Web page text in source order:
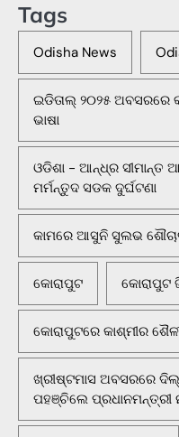
Tags
Odisha News
ଇଡିତାଲ୍ ୨୦୨୫ ଅବସରରେ
ଭାଷା
ଓଡିଶା - ଆନ୍ଧ୍ର ସୀମାନ୍ତ
ମର୍ମନ୍ତୁଦ ସଡକ ଦୁର୍ଘଟଣା
କାମରେ ଆସୁନି ସୁଲଭ
କୋରାପୁଟ କୋରାପୁଟ
କୋରାପୁଟରେ କାଶ୍ମୀର
ଖ୍ରୀଷ୍ଟମାସ ଅବସରରେ
ପହଞ୍ଚିଲେ ପ୍ରଧାନମନ୍ତ୍ରୀ